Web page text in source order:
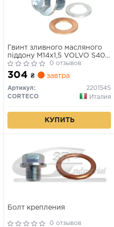
Гвинт зливного масляного
піддону M14x1,5 VOLVO S40 I,
V40, XC90 I ACURA
INTEGRA, LEGEND, LEGEND
II, MDX, NSX, RDX, RL, TL, TLX
ALFA ROMEO MITO
CHEVROLET AVEO / KALOS,
0 отзывов
304 ₴ завтра
Артикул:
220154S
CORTECO
Италия
КУПИТЬ
Болт крепления
0 отзывов